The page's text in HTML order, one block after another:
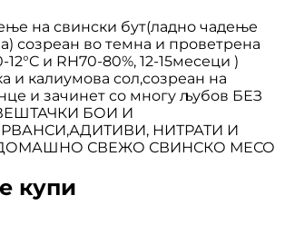
на свински бут(ладно чадење
созреан во темна и проветрена
12°C и RH70-80%, 12-15месеци )
и калиумова сол,созреан на
и зачинет со многу љубов БЕЗ
БОИ И
НИТРАТИ И
СВЕЖО СВИНСКО МЕСО
купи